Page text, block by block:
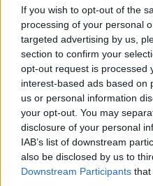
If you wish to opt-out of the
processing of your personal
targeted advertising by us,
section to confirm your
opt-out request is processed
interest-based ads based on
us or personal information
your opt-out. You may
disclosure of your personal
IAB’s list of downstream
also be disclosed by us to
Downstream Participants that
Διάβασε επίσης
DF-17: Σε
ετοιμότητα οι